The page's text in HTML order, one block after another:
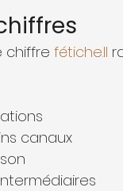
chiffre fétiche.Il
canaux